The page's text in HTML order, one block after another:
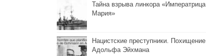
Тайна взрыва линкора «Императрица
Мария»
Нацистские преступники. Похищение
Адольфа Эйхмана